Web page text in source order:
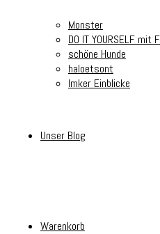
Monster
DO IT YOURSELF mit
schöne Hunde
haloetsont
Imker Einblicke
Unser Blog
Warenkorb